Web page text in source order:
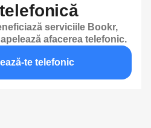
serviciile Bookr,
afacerea telefonic.
te telefonic